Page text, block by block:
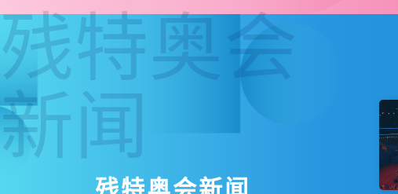
残特奥会
新闻